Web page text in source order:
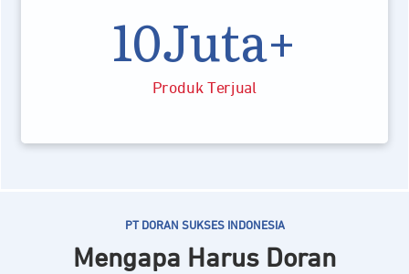
10Juta+
Produk Terjual
PT DORAN SUKSES INDONESIA
Mengapa Harus Doran